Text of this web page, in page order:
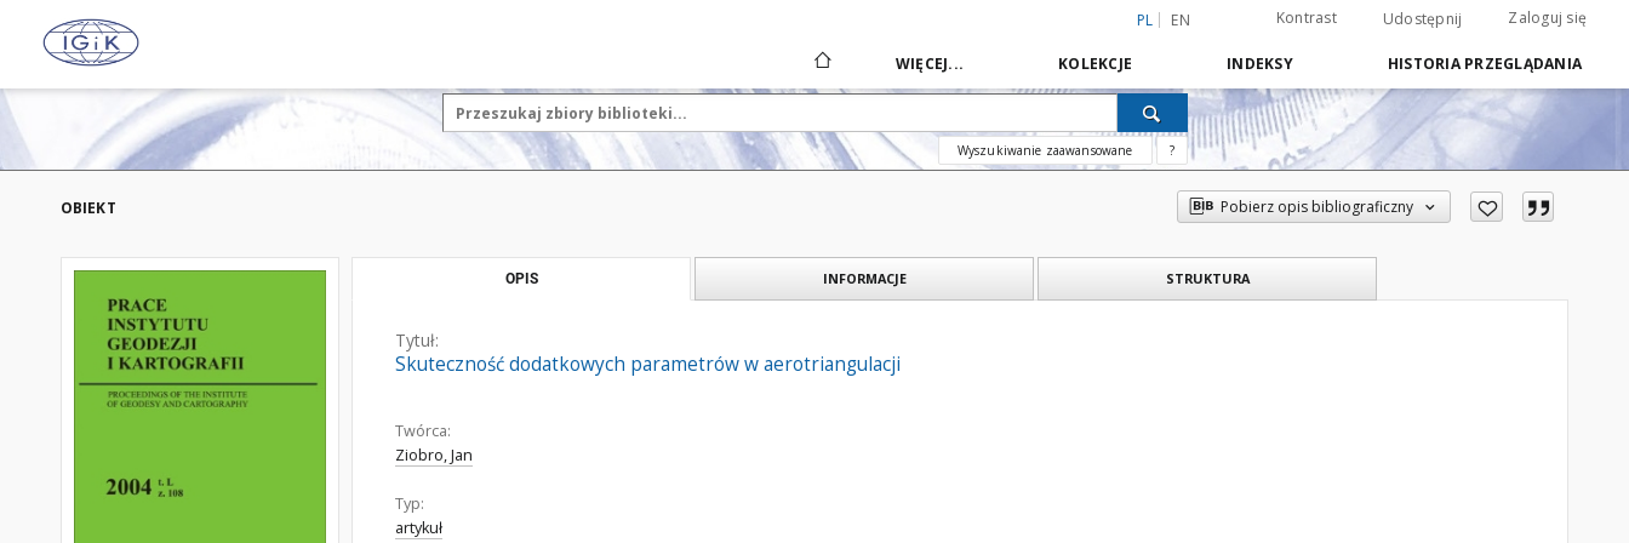
PL EN Kontrast Udostępnij Zaloguj się
WIĘCEJ... KOLEKCJE INDEKSY HISTORIA PRZEGLĄDANIA
Wyszukiwanie zaawansowane ?
OBIEKT Pobierz opis bibliograficzny
OPIS INFORMACJE STRUKTURA
Tytuł:
Skuteczność dodatkowych parametrów w aerotriangulacji
Twórca:
Ziobro, Jan
Typ:
artykuł